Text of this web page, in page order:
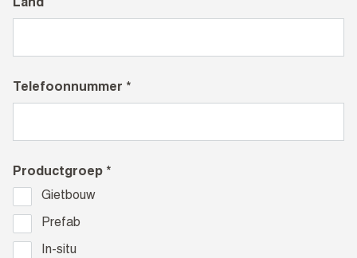
Land
Telefoonnummer *
Productgroep *
Gietbouw
Prefab
In-situ